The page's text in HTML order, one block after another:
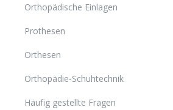
Orthopädische Einlagen
Prothesen
Orthesen
Orthopädie-Schuhtechnik
Häufig gestellte Fragen